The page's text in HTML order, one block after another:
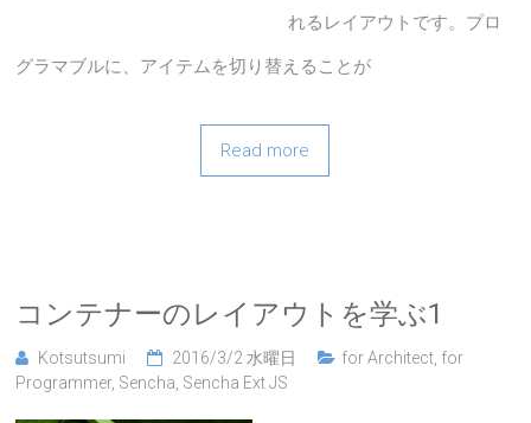
れるレイアウトです。プロ
グラマブルに、アイテムを切り替えることが
Read more
コンテナーのレイアウトを学ぶ1
Kotsutsumi 2016/3/2 水曜日 for Architect for
Programmer, Sencha Sencha Ext JS